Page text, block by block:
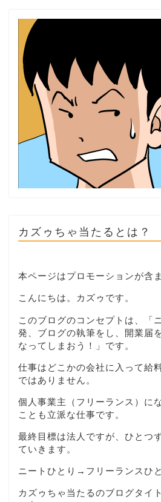
カズゥちゃ当たるとは？
本ページはプロモーションが含
こんにちは。カズゥです。
このブログのコンセプトは、「
発、ブログの執筆をし、開業届
なってしまおう！」です。
仕事はどこかの会社に入って給
ではありません。
個人事業主（フリーランス）に
ことも立派な仕事です。
最終目標は法人ですが、ひとつ
ていきます。
ニートひとり→フリーランスひ
カズゥちゃ当たるのブログタイ